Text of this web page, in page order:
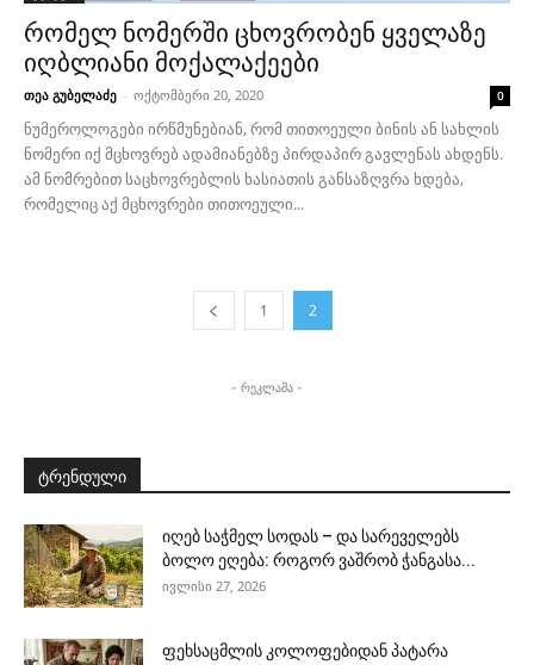
რომელ ნომერში ცხოვრობენ ყველაზე
იღბლიანი მოქალაქეები
თეა გუბელაძე - ოქტომბერი 20, 2020 0
ნუმეროლოგები ირწმუნებიან, რომ თითოეული ბინის ან სახლის
ნომერი იქ მცხოვრებ ადამიანებზე პირდაპირ გავლენას ახდენს.
ამ ნომრებით საცხოვრებლის ხასიათის განსაზღვრა ხდება,
რომელიც აქ მცხოვრები თითოეული...
1 2
- რეკლამა -
ტრენდული
იღებ საჭმელ სოდას – და სარეველებს
ბოლო ეღება: როგორ ვაშრობ ჭანგასა...
ივლისი 27, 2026
ფეხსაცმლის კოლოფებიდან პატარა